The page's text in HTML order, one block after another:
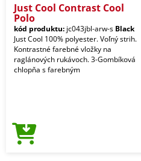
Just Cool Contrast Cool
Polo
kód produktu: jc043jbl-arw-s Black
Just Cool 100% polyester. Voľný strih.
Kontrastné farebné vložky na
raglánových rukávoch. 3-Gombíková
chlopňa s farebným